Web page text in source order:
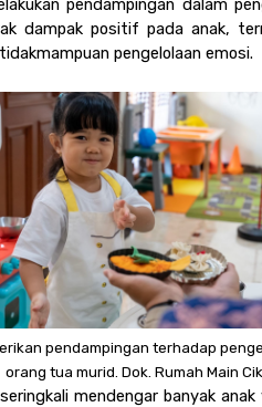
pendampingan dalam
dampak positif pada anak,
pengelolaan emosi.
pendampingan terhadap
orang tua murid. Dok. Rumah Main
mendengar banyak